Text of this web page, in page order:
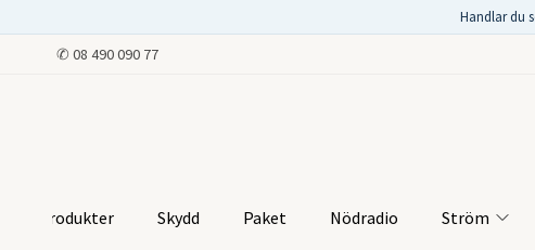
Handlar du
✆ 08 490 090 77
Produkter Skydd Paket Nödradio Ström